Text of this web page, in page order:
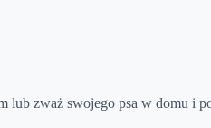
lub zważ swojego psa w domu i